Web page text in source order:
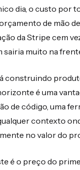
dia, o custo por
de mão
da Stripe cem
sairia muito na
construindo
é uma
de código, uma
contexto
no valor do
é o preço do